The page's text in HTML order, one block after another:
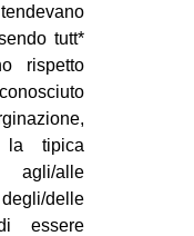
tutt*
rispetto
la tipica
agli/alle
delle
essere